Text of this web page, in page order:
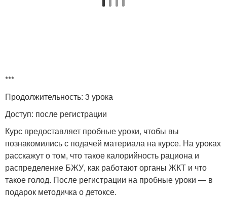
***
Продолжительность: 3 урока
Доступ: после регистрации
Курс предоставляет пробные уроки, чтобы вы
познакомились с подачей материала на курсе. На уроках
расскажут о том, что такое калорийность рациона и
распределение БЖУ, как работают органы ЖКТ и что
такое голод. После регистрации на пробные уроки — в
подарок методичка о детоксе.